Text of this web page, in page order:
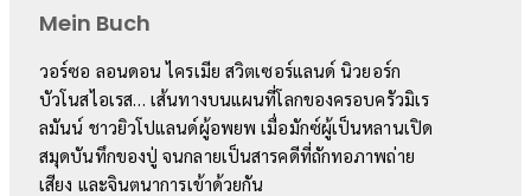
Mein Buch
วอร์ซอ ลอนดอน ไครเมีย สวิตเซอร์แลนด์ นิวยอร์ก
บัวโนสไอเรส… เส้นทางบนแผนที่โลกของครอบครัวมิเร
ลมันน์ ชาวยิวโปแลนด์ผู้อพยพ เมื่อมักซ์ผู้เป็นหลานเปิด
สมุดบันทึกของปู่ จนกลายเป็นสารคดีที่ถักทอภาพถ่าย
เสียง และจินตนาการเข้าด้วยกัน